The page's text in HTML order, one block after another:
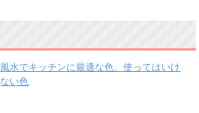
風水でキッチンに最適な色、使ってはいけ
ない色